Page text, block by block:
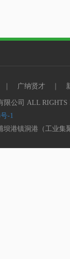
广纳贤才
公司 ALL RIGHTS
-1
坝港镇洞港（工业集